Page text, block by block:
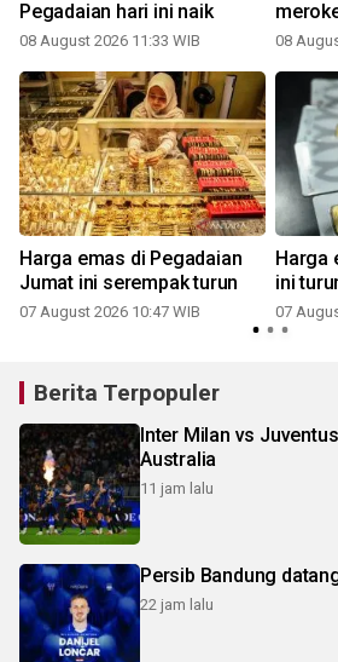
Pegadaian hari ini naik
08 August 2026 11:33 WIB 08
Harga emas di Pegadaian
Jumat ini serempak turun
07 August 2026 10:47 WIB
Harga
ini
07
Berita Terpopuler
Inter Milan vs
Australia
11 jam lalu
Persib Bandung
22 jam lalu